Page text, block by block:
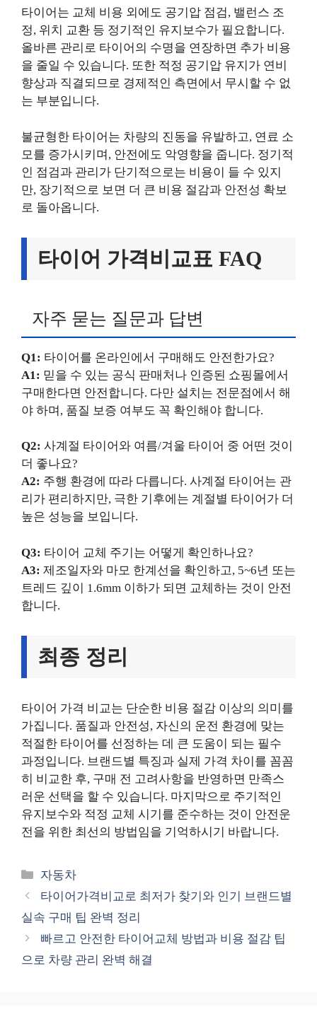
타이어는 교체 비용 외에도 공기압 점검, 밸런스 조
정, 위치 교환 등 정기적인 유지보수가 필요합니다.
올바른 관리로 타이어의 수명을 연장하면 추가 비용
을 줄일 수 있습니다. 또한 적정 공기압 유지가 연비
향상과 직결되므로 경제적인 측면에서 무시할 수 없
는 부분입니다.
불균형한 타이어는 차량의 진동을 유발하고, 연료 소
모를 증가시키며, 안전에도 악영향을 줍니다. 정기적
인 점검과 관리가 단기적으로는 비용이 들 수 있지
만, 장기적으로 보면 더 큰 비용 절감과 안전성 확보
로 돌아옵니다.
타이어 가격비교표 FAQ
자주 묻는 질문과 답변
Q1: 타이어를 온라인에서 구매해도 안전한가요?
A1: 믿을 수 있는 공식 판매처나 인증된 쇼핑몰에서
구매한다면 안전합니다. 다만 설치는 전문점에서 해
야 하며, 품질 보증 여부도 꼭 확인해야 합니다.
Q2: 사계절 타이어와 여름/겨울 타이어 중 어떤 것이
더 좋나요?
A2: 주행 환경에 따라 다릅니다. 사계절 타이어는 관
리가 편리하지만, 극한 기후에는 계절별 타이어가 더
높은 성능을 보입니다.
Q3: 타이어 교체 주기는 어떻게 확인하나요?
A3: 제조일자와 마모 한계선을 확인하고, 5~6년 또는
트레드 깊이 1.6mm 이하가 되면 교체하는 것이 안전
합니다.
최종 정리
타이어 가격 비교는 단순한 비용 절감 이상의 의미를
가집니다. 품질과 안전성, 자신의 운전 환경에 맞는
적절한 타이어를 선정하는 데 큰 도움이 되는 필수
과정입니다. 브랜드별 특징과 실제 가격 차이를 꼼꼼
히 비교한 후, 구매 전 고려사항을 반영하면 만족스
러운 선택을 할 수 있습니다. 마지막으로 주기적인
유지보수와 적정 교체 시기를 준수하는 것이 안전운
전을 위한 최선의 방법임을 기억하시기 바랍니다.
카
테
리
자동차
타이어가격비교로 최저가 찾기와 인기 브랜드별
실속 구매 팁 완벽 정리
빠르고 안전한 타이어교체 방법과 비용 절감 팁
으로 차량 관리 완벽 해결